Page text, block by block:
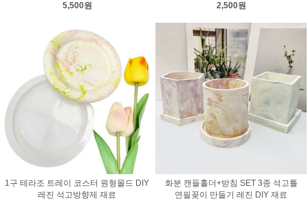
5,500원
2,500원
1구 테라조 트레이 코스터 원형몰드 DIY
레진 석고방향제 재료
화분 캔들홀더+받침 SET 3종 석고틀
연필꽂이 만들기 레진 DIY 재료